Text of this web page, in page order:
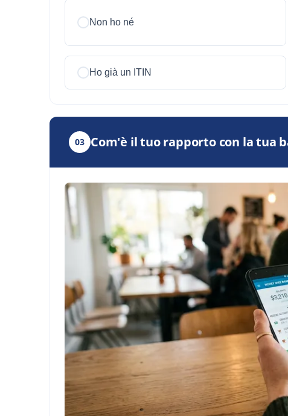
Non ho né
Ho già un ITIN
03 Com'è il tuo rapporto con la tua